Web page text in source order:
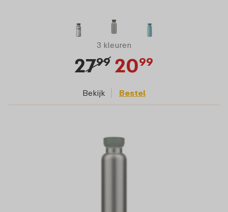
3 kleuren
2799 2099
Bekijk Bestel